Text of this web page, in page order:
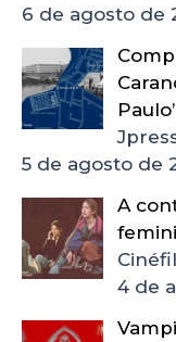
6 de agosto de
Paulo’
5 de agosto de
A
4 de